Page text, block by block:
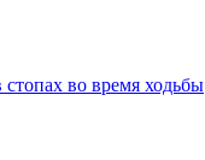
во время ходьбы